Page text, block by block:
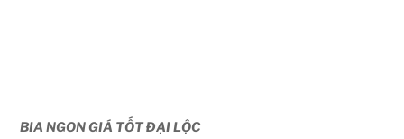
BIA NGON GIÁ TỐT ĐẠI LỘC